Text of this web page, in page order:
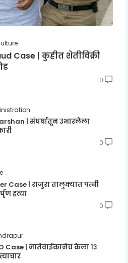
Case | कुहीत शेतीविक्री
0
| संघर्षातून उभारलेला
0
Case | राजुरा तालुक्यात पत्नी
हत्या
0
Case | नातेवाईकानेच केला १३